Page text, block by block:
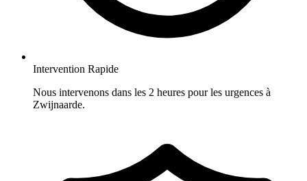
Intervention Rapide
Nous intervenons dans les 2 heures pour les urgences à
Zwijnaarde.